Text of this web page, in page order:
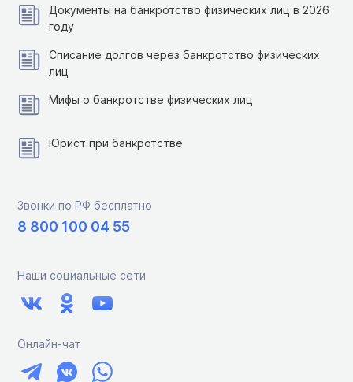
Документы на банкротство физических лиц в 2026
году
Списание долгов через банкротство физических
лиц
Мифы о банкротстве физических лиц
Юрист при банкротстве
Звонки по РФ бесплатно
8 800 100 04 55
Наши социальные сети
Онлайн-чат